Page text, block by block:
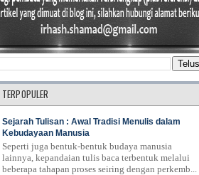
TERPOPULER
Sejarah Tulisan : Awal Tradisi Menulis dalam
Kebudayaan Manusia
Seperti juga bentuk-bentuk budaya manusia
lainnya, kepandaian tulis baca terbentuk melalui
beberapa tahapan proses seiring dengan perkemb...